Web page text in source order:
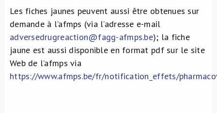
Les fiches jaunes peuvent aussi être obtenues sur
demande à l’afmps (via l’adresse e-mail
adversedrugreaction@fagg-afmps.be); la fiche
jaune est aussi disponible en format pdf sur le site
Web de l’afmps via
https://www.afmps.be/fr/notification_effets/